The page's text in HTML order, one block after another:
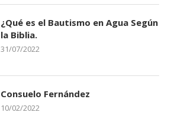
¿Qué es el Bautismo en Agua Según
la Biblia.
31/07/2022
Consuelo Fernández
10/02/2022